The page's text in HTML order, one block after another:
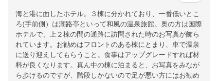
海と港に面したホテル。３棟に分かれており、一番低いとこ
ろ(手前側）は潮路亭といって和風の温泉旅館。奥の方は国際
ホテルで、上２棟の間の通路に訪問された時のお写真が飾ら
れています。お勧めはフロントのある棟にとまり、車で温泉
に送り迎えしてもらうこと。食事はアップグレードすれば材
料が良くなります。真ん中の棟に泊まると、お写真をみなが
ら歩けるのですが、階段しかないので足が悪い方にはお勧め